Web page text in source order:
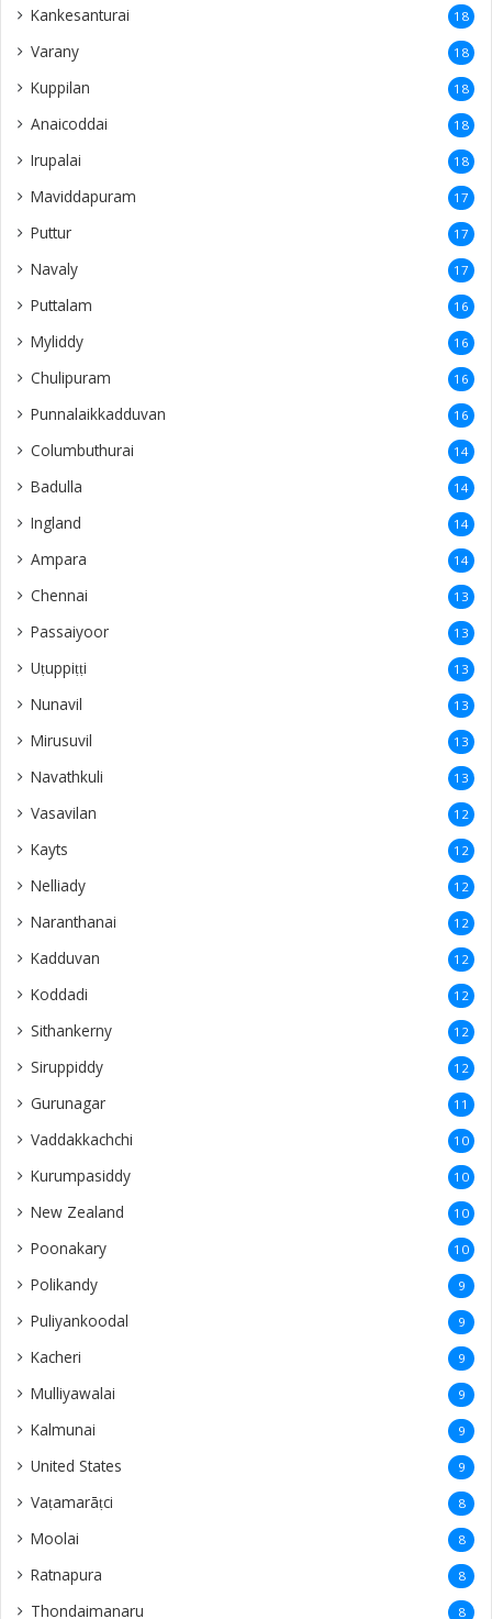
Kankesanturai 18
Varany 18
Kuppilan 18
Anaicoddai 18
Irupalai 18
Maviddapuram 17
Puttur 17
Navaly 17
Puttalam 16
Myliddy 16
Chulipuram 16
Punnalaikkadduvan 16
Columbuthurai 14
Badulla 14
Ingland 14
Ampara 14
Chennai 13
Passaiyoor 13
Uṭuppiṭṭi 13
Nunavil 13
Mirusuvil 13
Navathkuli 13
Vasavilan 12
Kayts 12
Nelliady 12
Naranthanai 12
Kadduvan 12
Koddadi 12
Sithankerny 12
Siruppiddy 12
Gurunagar 11
Vaddakkachchi 10
Kurumpasiddy 10
New Zealand 10
Poonakary 10
Polikandy 9
Puliyankoodal 9
Kacheri 9
Mulliyawalai 9
Kalmunai 9
United States 9
Vaṭamarāṭci 8
Moolai 8
Ratnapura 8
Thondaimanaru 8